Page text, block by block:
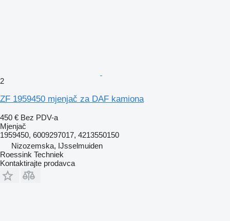
2
ZF 1959450 mjenjač za DAF kamiona
450 € Bez PDV-a
Mjenjač
1959450, 6009297017, 4213550150
Nizozemska, IJsselmuiden
Roessink Techniek
Kontaktirajte prodavca